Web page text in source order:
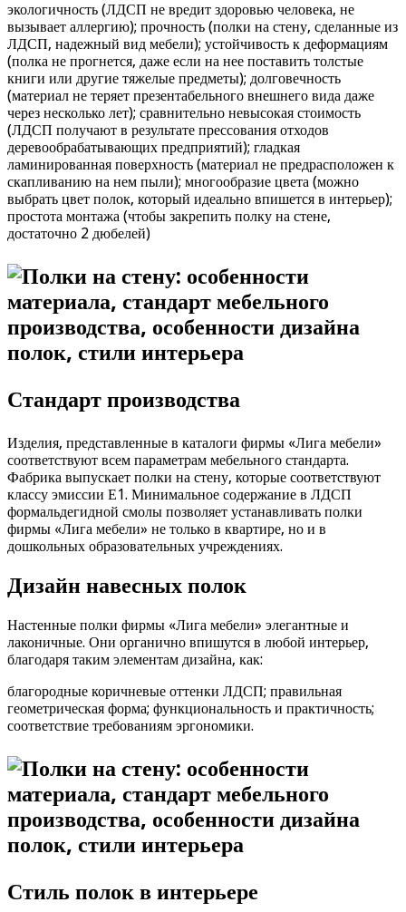
экологичность (ЛДСП не вредит здоровью человека, не
вызывает аллергию); прочность (полки на стену, сделанные из
ЛДСП, надежный вид мебели); устойчивость к деформациям
(полка не прогнется, даже если на нее поставить толстые
книги или другие тяжелые предметы); долговечность
(материал не теряет презентабельного внешнего вида даже
через несколько лет); сравнительно невысокая стоимость
(ЛДСП получают в результате прессования отходов
деревообрабатывающих предприятий); гладкая
ламинированная поверхность (материал не предрасположен к
скапливанию на нем пыли); многообразие цвета (можно
выбрать цвет полок, который идеально впишется в интерьер);
простота монтажа (чтобы закрепить полку на стене,
достаточно 2 дюбелей)
Стандарт производства
Изделия, представленные в каталоги фирмы «Лига мебели»
соответствуют всем параметрам мебельного стандарта.
Фабрика выпускает полки на стену, которые соответствуют
классу эмиссии Е1. Минимальное содержание в ЛДСП
формальдегидной смолы позволяет устанавливать полки
фирмы «Лига мебели» не только в квартире, но и в
дошкольных образовательных учреждениях.
Дизайн навесных полок
Настенные полки фирмы «Лига мебели» элегантные и
лаконичные. Они органично впишутся в любой интерьер,
благодаря таким элементам дизайна, как:
благородные коричневые оттенки ЛДСП; правильная
геометрическая форма; функциональность и практичность;
соответствие требованиям эргономики.
Стиль полок в интерьере